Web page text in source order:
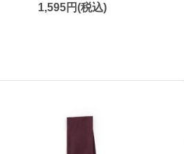
1,595円(税込)